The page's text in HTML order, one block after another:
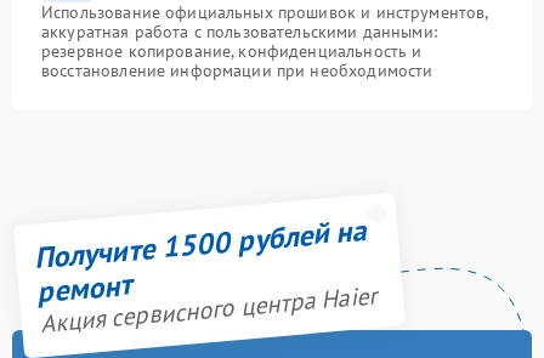
Использование официальных прошивок и инструментов,
аккуратная работа с пользовательскими данными:
резервное копирование, конфиденциальность и
восстановление информации при необходимости
Получите 1500 рублей на
ремонт
Акция сервисного центра Haier